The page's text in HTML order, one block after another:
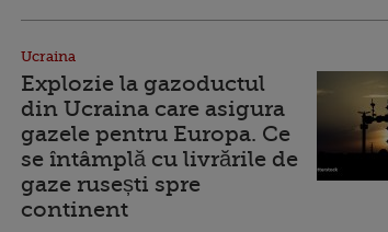
Ucraina
Explozie la gazoductul
din Ucraina care asigura
gazele pentru Europa. Ce
se întâmplă cu livrările de
gaze rusești spre
continent